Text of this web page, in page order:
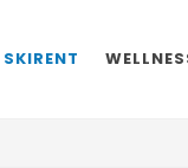
SKIRENT